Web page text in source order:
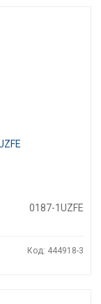
0187-1UZFE
Код: 444918-3